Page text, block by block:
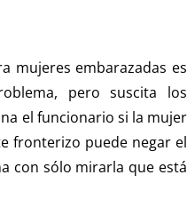
mujeres embarazadas es
pero suscita los
el funcionario si la mujer
fronterizo puede negar el
con sólo mirarla que está